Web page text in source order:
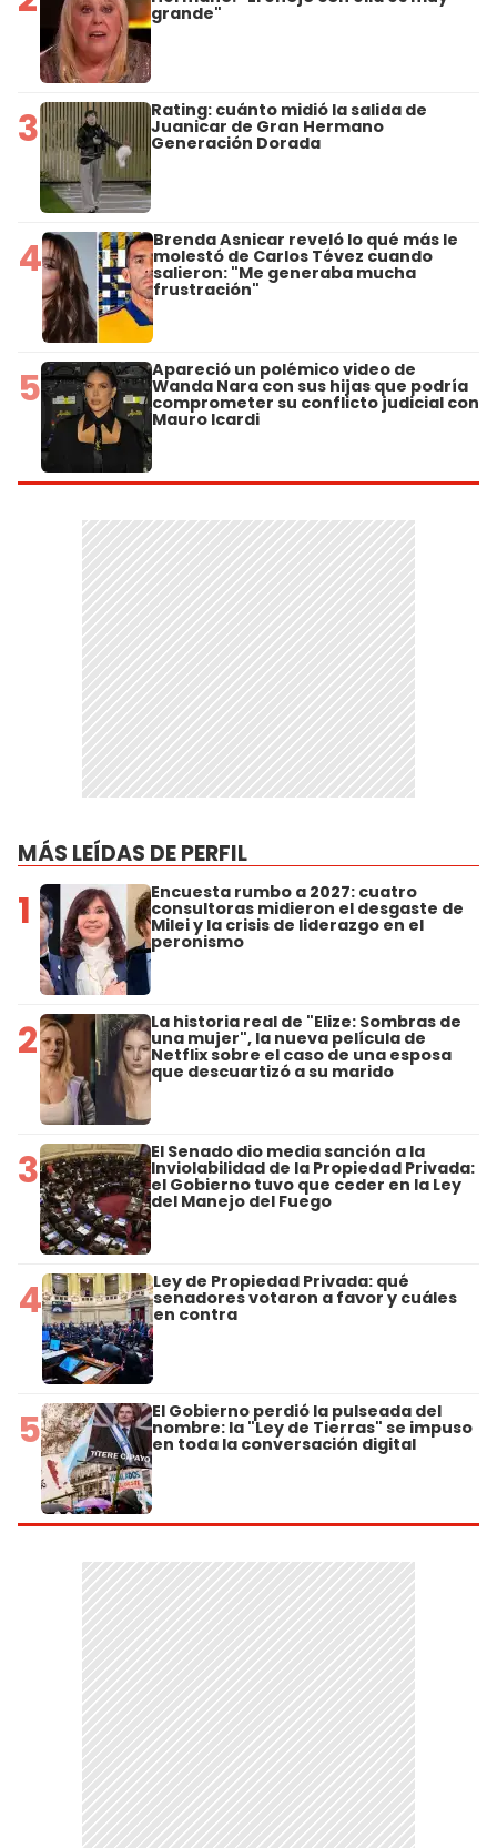
grande"
3 Rating: cuánto midió la salida de
Juanicar de Gran Hermano
Generación Dorada
4 Brenda Asnicar reveló lo qué más le
molestó de Carlos Tévez cuando
salieron: "Me generaba mucha
frustración"
5 Apareció un polémico video de
Wanda Nara con sus hijas que podría
comprometer su conflicto judicial con
Mauro Icardi
MÁS LEÍDAS DE PERFIL
1 Encuesta rumbo a 2027: cuatro
consultoras midieron el desgaste de
Milei y la crisis de liderazgo en el
peronismo
2 La historia real de "Elize: Sombras de
una mujer", la nueva película de
Netflix sobre el caso de una esposa
que descuartizó a su marido
3 El Senado dio media sanción a la
Inviolabilidad de la Propiedad Privada:
el Gobierno tuvo que ceder en la Ley
del Manejo del Fuego
4 Ley de Propiedad Privada: qué
senadores votaron a favor y cuáles
en contra
5 El Gobierno perdió la pulseada del
nombre: la "Ley de Tierras" se impuso
en toda la conversación digital